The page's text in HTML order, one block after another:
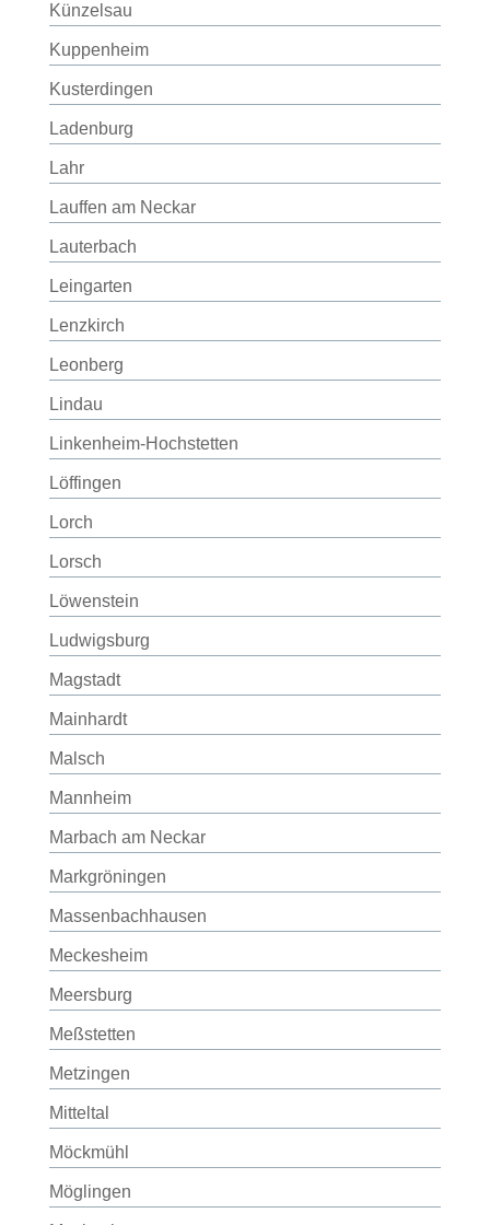
Künzelsau
Kuppenheim
Kusterdingen
Ladenburg
Lahr
Lauffen am Neckar
Lauterbach
Leingarten
Lenzkirch
Leonberg
Lindau
Linkenheim-Hochstetten
Löffingen
Lorch
Lorsch
Löwenstein
Ludwigsburg
Magstadt
Mainhardt
Malsch
Mannheim
Marbach am Neckar
Markgröningen
Massenbachhausen
Meckesheim
Meersburg
Meßstetten
Metzingen
Mitteltal
Möckmühl
Möglingen